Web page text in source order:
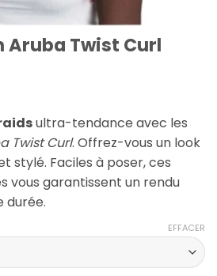
Aruba Twist Curl
ultra-tendance avec les
Twist Curl. Offrez-vous un look
stylé. Faciles à poser, ces
vous garantissent un rendu
durée.
EFFACER